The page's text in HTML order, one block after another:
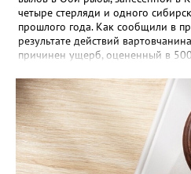
четыре стерляди и одного
прошлого года. Как сообщили в
результате действий
причинен ущерб, оцененный в
свободы условно с
говорится в сообщении. Также у
моторную лодку и передали
приговор не вступил в законную